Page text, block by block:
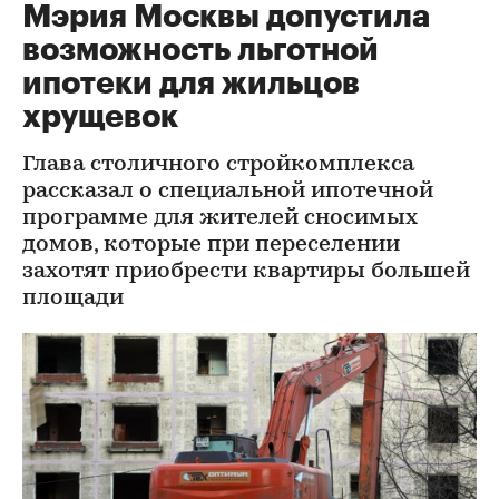
Мэрия Москвы допустила
возможность льготной
ипотеки для жильцов
хрущевок
Глава столичного стройкомплекса
рассказал о специальной ипотечной
программе для жителей сносимых
домов, которые при переселении
захотят приобрести квартиры большей
площади